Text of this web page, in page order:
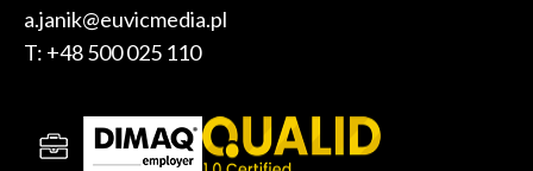
a.janik@euvicmedia.pl
T: +48 500 025 110